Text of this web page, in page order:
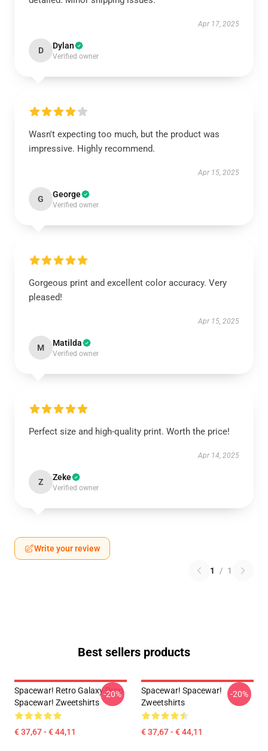
Apr 17, 2025
D Dylan
Verified owner
Wasn't expecting too much, but the product was
impressive. Highly recommend.
Apr 15, 2025
G George
Verified owner
Gorgeous print and excellent color accuracy. Very
pleased!
Apr 15, 2025
M Matilda
Verified owner
Perfect size and high-quality print. Worth the price!
Apr 14, 2025
Z Zeke
Verified owner
Write your review
1 / 1
Best sellers products
Spacewar! Retro Galaxy Drop
Spacewar! Zweetshirts
€ 37,67 - € 44,11
-20%
Spacewar! Spacewar!
Zweetshirts
€ 37,67 - € 44,11
-20%